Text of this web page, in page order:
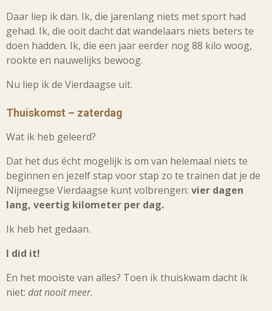
Daar liep ik dan. Ik, die jarenlang niets met sport had
gehad. Ik, die ooit dacht dat wandelaars niets beters te
doen hadden. Ik, die een jaar eerder nog 88 kilo woog,
rookte en nauwelijks bewoog.
Nu liep ik de Vierdaagse uit.
Thuiskomst – zaterdag
Wat ik heb geleerd?
Dat het dus écht mogelijk is om van helemaal niets te
beginnen en jezelf stap voor stap zo te trainen dat je de
Nijmeegse Vierdaagse kunt volbrengen: vier dagen
lang, veertig kilometer per dag.
Ik heb het gedaan.
I did it!
En het mooiste van alles? Toen ik thuiskwam dacht ik
niet: dat nooit meer.